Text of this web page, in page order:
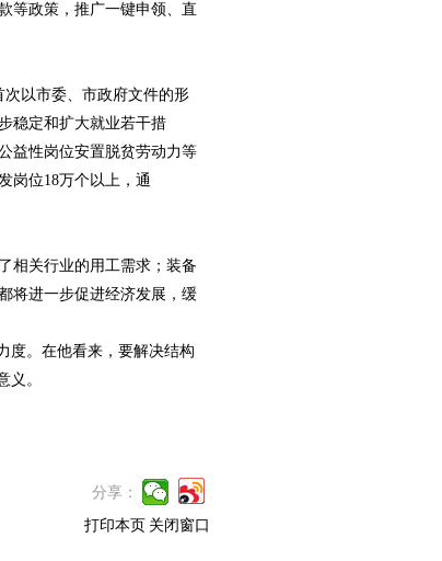
等政策，推广一键申领、直
以市委、市政府文件的形
稳定和扩大就业若干措
益性岗位安置脱贫劳动力等
岗位18万个以上，通
相关行业的用工需求；装备
将进一步促进经济发展，缓
度。在他看来，要解决结构
义。
分享：
打印本页 关闭窗口